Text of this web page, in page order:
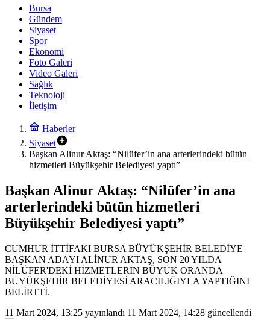
Bursa
Gündem
Siyaset
Spor
Ekonomi
Foto Galeri
Video Galeri
Sağlık
Teknoloji
İletişim
Haberler
Siyaset
Başkan Alinur Aktaş: “Nilüfer’in ana arterlerindeki bütün
hizmetleri Büyükşehir Belediyesi yaptı”
Başkan Alinur Aktaş: “Nilüfer’in ana
arterlerindeki bütün hizmetleri
Büyükşehir Belediyesi yaptı”
CUMHUR İTTİFAKI BURSA BÜYÜKŞEHİR BELEDİYE
BAŞKAN ADAYI ALİNUR AKTAŞ, SON 20 YILDA
NİLÜFER'DEKİ HİZMETLERİN BÜYÜK ORANDA
BÜYÜKŞEHİR BELEDİYESİ ARACILIĞIYLA YAPTIĞINI
BELİRTTİ.
11 Mart 2024, 13:25 yayınlandı 11 Mart 2024, 14:28 güncellendi